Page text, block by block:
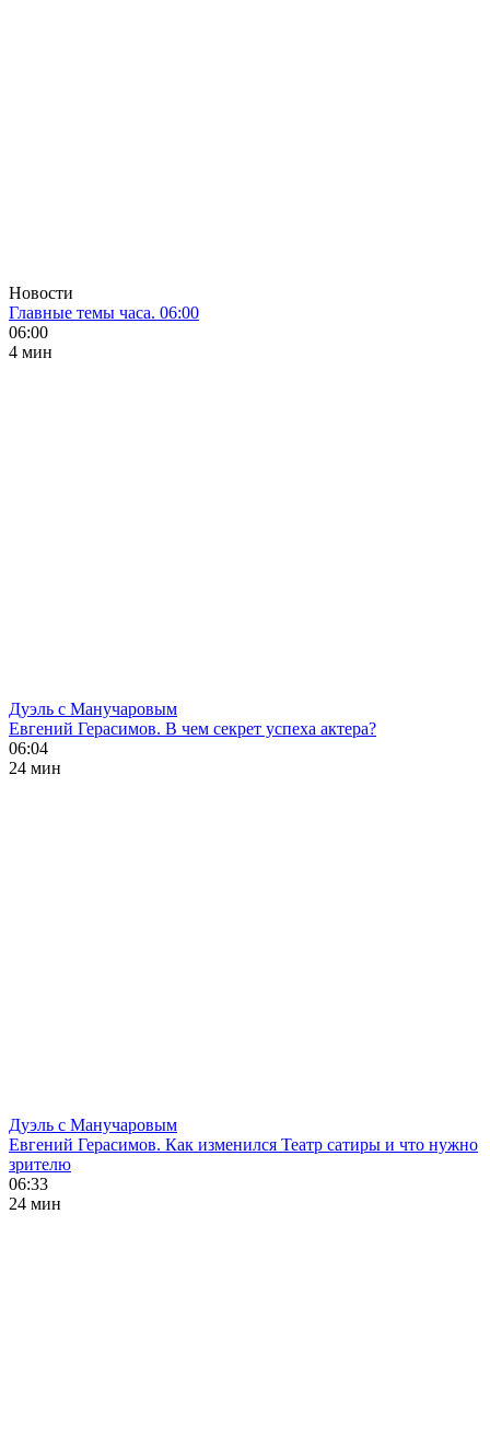
Новости
Главные темы часа. 06:00
06:00
4 мин
Дуэль с Манучаровым
Евгений Герасимов. В чем секрет успеха актера?
06:04
24 мин
Дуэль с Манучаровым
Евгений Герасимов. Как изменился Театр сатиры и что нужно
зрителю
06:33
24 мин